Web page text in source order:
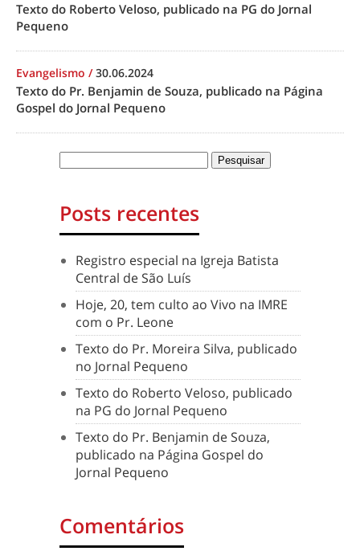
Texto do Roberto Veloso, publicado na PG do Jornal
Pequeno
Evangelismo /30.06.2024
Texto do Pr. Benjamin de Souza, publicado na Página
Gospel do Jornal Pequeno
Posts recentes
Registro especial na Igreja Batista
Central de São Luís
Hoje, 20, tem culto ao Vivo na IMRE
com o Pr. Leone
Texto do Pr. Moreira Silva, publicado
no Jornal Pequeno
Texto do Roberto Veloso, publicado
na PG do Jornal Pequeno
Texto do Pr. Benjamin de Souza,
publicado na Página Gospel do
Jornal Pequeno
Comentários